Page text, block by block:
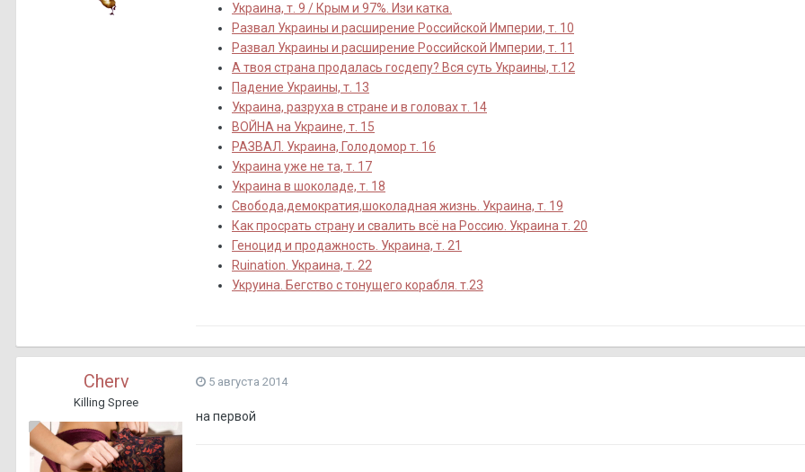
Украина, т. 9 / Крым и 97%. Изи катка.
Развал Украины и расширение Российской Империи, т. 10
Развал Украины и расширение Российской Империи, т. 11
А твоя страна продалась госдепу? Вся суть Украины, т.12
Падение Украины, т. 13
Украина, разруха в стране и в головах т. 14
ВОЙНА на Украине, т. 15
РАЗВАЛ. Украина, Голодомор т. 16
Украина уже не та, т. 17
Украина в шоколаде, т. 18
Свобода,демократия,шоколадная жизнь. Украина, т. 19
Как просрать страну и свалить всё на Россию. Украина т. 20
Геноцид и продажность. Украина, т. 21
Ruination. Украина, т. 22
Укруина. Бегство с тонущего корабля. т.23
Cherv
Killing Spree
5 августа 2014
на первой